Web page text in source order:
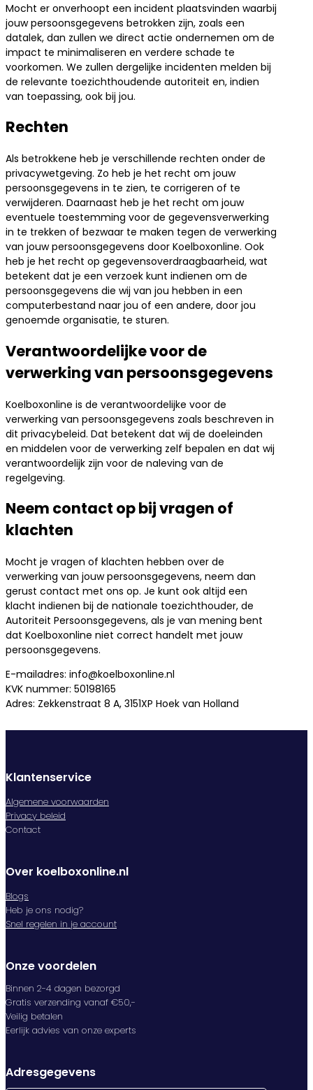
Mocht er onverhoopt een incident plaatsvinden waarbij
jouw persoonsgegevens betrokken zijn, zoals een
datalek, dan zullen we direct actie ondernemen om de
impact te minimaliseren en verdere schade te
voorkomen. We zullen dergelijke incidenten melden bij
de relevante toezichthoudende autoriteit en, indien
van toepassing, ook bij jou.
Rechten
Als betrokkene heb je verschillende rechten onder de
privacywetgeving. Zo heb je het recht om jouw
persoonsgegevens in te zien, te corrigeren of te
verwijderen. Daarnaast heb je het recht om jouw
eventuele toestemming voor de gegevensverwerking
in te trekken of bezwaar te maken tegen de verwerking
van jouw persoonsgegevens door Koelboxonline. Ook
heb je het recht op gegevensoverdraagbaarheid, wat
betekent dat je een verzoek kunt indienen om de
persoonsgegevens die wij van jou hebben in een
computerbestand naar jou of een andere, door jou
genoemde organisatie, te sturen.
Verantwoordelijke voor de
verwerking van persoonsgegevens
Koelboxonline is de verantwoordelijke voor de
verwerking van persoonsgegevens zoals beschreven in
dit privacybeleid. Dat betekent dat wij de doeleinden
en middelen voor de verwerking zelf bepalen en dat wij
verantwoordelijk zijn voor de naleving van de
regelgeving.
Neem contact op bij vragen of
klachten
Mocht je vragen of klachten hebben over de
verwerking van jouw persoonsgegevens, neem dan
gerust contact met ons op. Je kunt ook altijd een
klacht indienen bij de nationale toezichthouder, de
Autoriteit Persoonsgegevens, als je van mening bent
dat Koelboxonline niet correct handelt met jouw
persoonsgegevens.
E-mailadres: info@koelboxonline.nl
KVK nummer: 50198165
Adres: Zekkenstraat 8 A, 3151XP Hoek van Holland
Klantenservice
Algemene voorwaarden
Privacy beleid
Contact
Over koelboxonline.nl
Blogs
Heb je ons nodig?
Snel regelen in je account
Onze voordelen
Binnen 2-4 dagen bezorgd
Gratis verzending vanaf €50,-
Veilig betalen
Eerlijk advies van onze experts
Adresgegevens